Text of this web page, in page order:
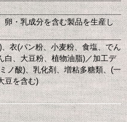
卵・乳成分を含む製品を生産し
衣(パン粉、小麦粉、食塩、でん
白、大豆粉、植物油脂)／加工デ
ノ酸)、乳化剤、増粘多糖類、(一
豆を含む)